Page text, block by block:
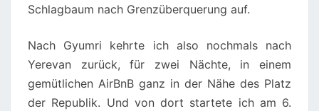
Schlagbaum nach Grenzüberquerung auf.
Nach Gyumri kehrte ich also nochmals nach
Yerevan zurück, für zwei Nächte, in einem
gemütlichen AirBnB ganz in der Nähe des Platz
der Republik. Und von dort startete ich am 6.